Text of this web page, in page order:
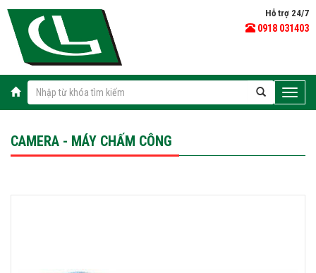
Hỗ trợ 24/7
0918 031403
Toggle
CAMERA - MÁY CHẤM CÔNG